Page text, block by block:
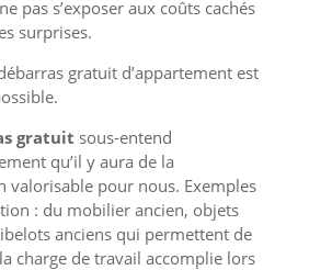
pas s’exposer aux coûts cachés
surprises.
gratuit d’appartement est
gratuit sous-entend
qu’il y aura de la
valorisable pour nous. Exemples
: du mobilier ancien, objets
anciens qui permettent de
charge de travail accomplie lors